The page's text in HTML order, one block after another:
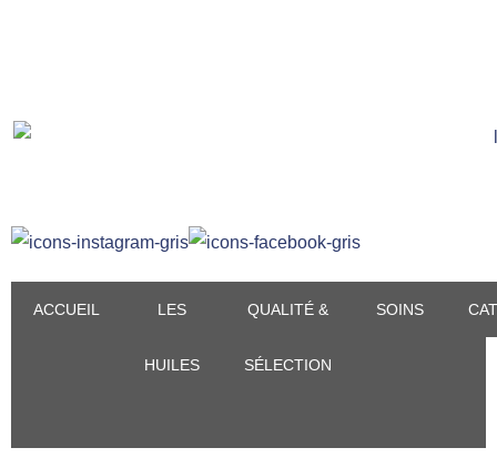
ACCUEIL LES
HUILES
QUALITÉ &
SÉLECTION
SOINS